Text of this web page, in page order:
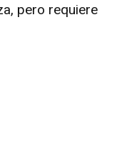
pero requiere